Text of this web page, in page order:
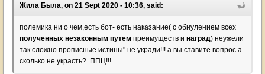
Жила Была, on 21 Sept 2020 - 10:36, said:
полемика ни о чем,есть бот- есть наказание( с обнулением всех
полученных незаконным путем преимуществ и наград) неужели
так сложно прописные истины" не укради!!! а вы ставите вопрос а
сколько не украсть? ППЦ!!!